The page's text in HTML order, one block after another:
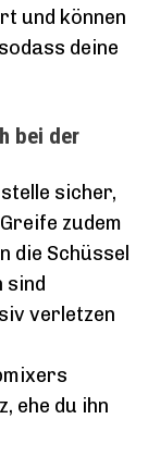
und können
deine
bei der
sicher,
zudem
die Schüssel
sind
verletzen
ehe du ihn